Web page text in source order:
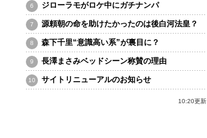
ジローラモがロケ中にガチナンパ
源頼朝の命を助けたかったのは後白河法皇？
森下千里“意識高い系”が裏目に？
長澤まさみベッドシーン称賛の理由
サイトリニューアルのお知らせ
10:20更新